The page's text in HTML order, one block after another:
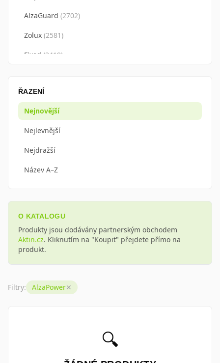
AlzaGuard (2702)
Zolux (2581)
Fixed (2419)
3mk (1769
Spigen (1718
BrainMax (1589
Epico (1367
AlzaPower
TopQ 1114)
Tactical (1039)
Tempered Glass Protector
PANZERGLASS 868
ŘAZENÍ
Nejnovější
Nejlevnější
Nejdražší
Název A–Z
O KATALOGU
Produkty jsou dodávány partnerským obchodem
Aktin.cz. Kliknutím na "Koupit" přejdete přímo na
produkt.
Filtry: AlzaPower✕
🔍